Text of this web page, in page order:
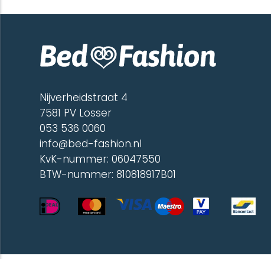
Nijverheidstraat 4
7581 PV Losser
053 536 0060
info@bed-fashion.nl
KvK-nummer: 06047550
BTW-nummer: 810818917B01